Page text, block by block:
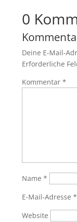
0
Deine E-Mail-
Erforderliche
Kommentar *
Name *
E-Mail-Adresse *
Website